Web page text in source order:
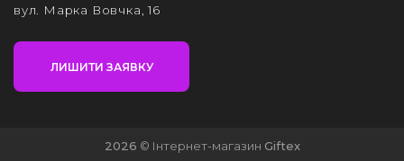
вул. Марка Вовчка, 16
ЛИШИТИ ЗАЯВКУ
2026 © Інтернет-магазин Giftex